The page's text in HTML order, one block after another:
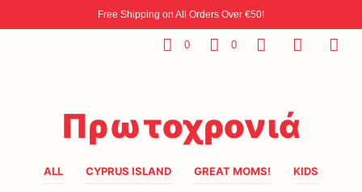
Free Shipping on All Orders Over €50!
0 0
Πρωτοχρονιά
ALL CYPRUS ISLAND GREAT MOMS! KIDS